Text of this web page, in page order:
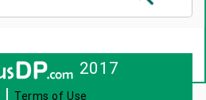
2017
|Terms of Use